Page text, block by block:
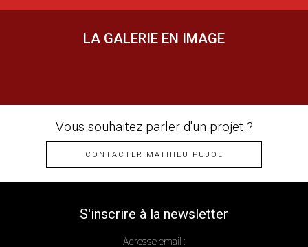
LA GALERIE EN IMAGE
Vous souhaitez parler d'un projet ?
CONTACTER MATHIEU PUJOL
S'inscrire à la newsletter
Adresse email :